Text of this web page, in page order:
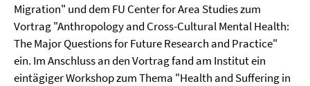
Migration" und dem FU Center for Area Studies zum
Vortrag "Anthropology and Cross-Cultural Mental Health:
The Major Questions for Future Research and Practice"
ein. Im Anschluss an den Vortrag fand am Institut ein
eintägiger Workshop zum Thema "Health and Suffering in